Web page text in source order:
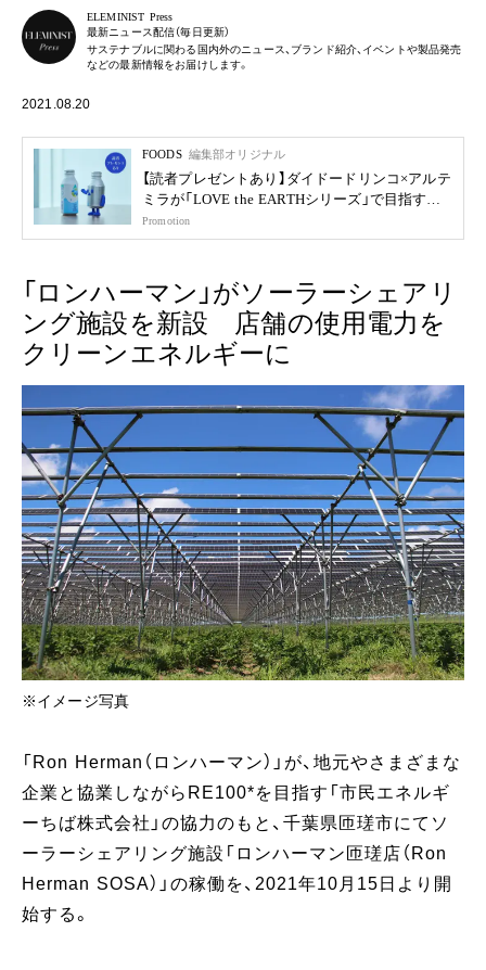
ELEMINIST Press
最新ニュース配信（毎日更新）
サステナブルに関わる国内外のニュース、ブランド紹介、イベントや製品発売
などの最新情報をお届けします。
2021.08.20
FOODS 編集部オリジナル
【読者プレゼントあり】ダイドードリンコ×アルテ
ミラが「LOVE the EARTHシリーズ」で目指す未
来
Promotion
「ロンハーマン」がソーラーシェアリ
ング施設を新設 店舗の使用電力を
クリーンエネルギーに
※イメージ写真
「Ron Herman（ロンハーマン）」が、地元やさまざまな
企業と協業しながらRE100*を目指す「市民エネルギ
ーちば株式会社」の協力のもと、千葉県匝瑳市にてソ
ーラーシェアリング施設「ロンハーマン匝瑳店（Ron
Herman SOSA）」の稼働を、2021年10月15日より開
始する。